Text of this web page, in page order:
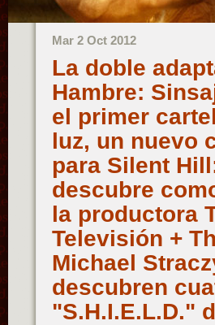
Mar 2 Oct 2012
La doble
Hambre:
el primer
luz, un nuevo
para Silent
descubre
la productora
Televisión +
Michael
descubren
"S.H.I.E.L.D."